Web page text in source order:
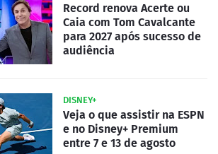
Record renova Acerte ou
Caia com Tom Cavalcante
para 2027 após sucesso de
audiência
DISNEY+
Veja o que assistir na ESPN
e no Disney+ Premium
entre 7 e 13 de agosto